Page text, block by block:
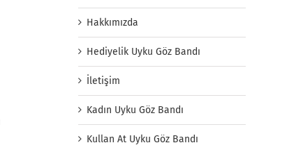
Hakkımızda
Hediyelik Uyku Göz Bandı
İletişim
Kadın Uyku Göz Bandı
Kullan At Uyku Göz Bandı